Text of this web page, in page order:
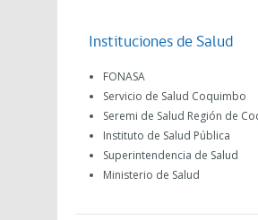
Instituciones de Salud
FONASA
Servicio de Salud Coquimbo
Seremi de Salud Región de
Instituto de Salud Pública
Superintendencia de Salud
Ministerio de Salud